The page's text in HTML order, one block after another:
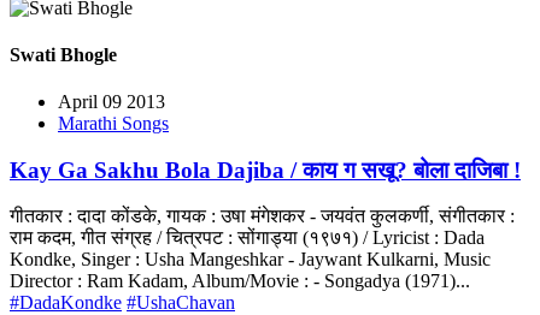
Swati Bhogle
April 09 2013
Marathi Songs
Kay Ga Sakhu Bola Dajiba / काय ग सखू? बोला दाजिबा !
गीतकार : दादा कोंडके, गायक : उषा मंगेशकर - जयवंत कुलकर्णी, संगीतकार :
राम कदम, गीत संग्रह / चित्रपट : सोंगाड्या (१९७१) / Lyricist : Dada
Kondke, Singer : Usha Mangeshkar - Jaywant Kulkarni, Music
Director : Ram Kadam, Album/Movie : - Songadya (1971)...
#DadaKondke #UshaChavan